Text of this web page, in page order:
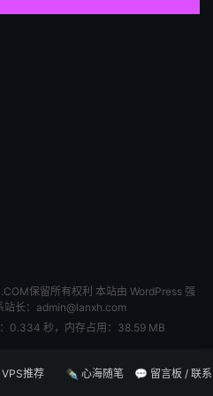
保留所有权利 本站由 WordPress 强
长： admin@lanxh.com
0.334 秒，内存占用：38.59 MB
推荐 ✒️ 心海随笔 💬 留言板 / 联系